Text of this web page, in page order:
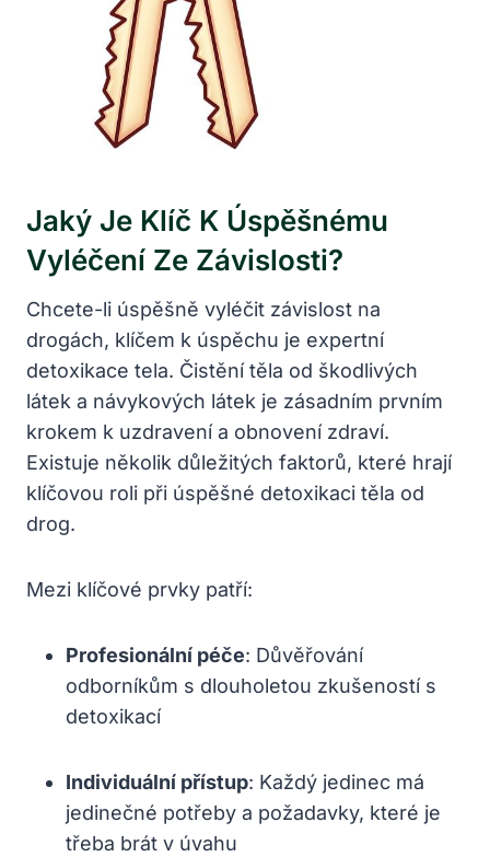
Jaký Je Klíč K Úspěšnému
Vyléčení Ze Závislosti?
Chcete-li úspěšně vyléčit závislost na
drogách, klíčem k úspěchu je expertní
detoxikace tela. Čistění těla od škodlivých
látek a návykových látek je zásadním prvním
krokem k uzdravení a obnovení zdraví.
Existuje několik důležitých faktorů, které hrají
klíčovou roli při úspěšné detoxikaci těla od
drog.
Mezi klíčové prvky patří:
Profesionální péče: Důvěřování
odborníkům s dlouholetou zkušeností s
detoxikací
Individuální přístup: Každý jedinec má
jedinečné potřeby a požadavky, které je
třeba brát v úvahu